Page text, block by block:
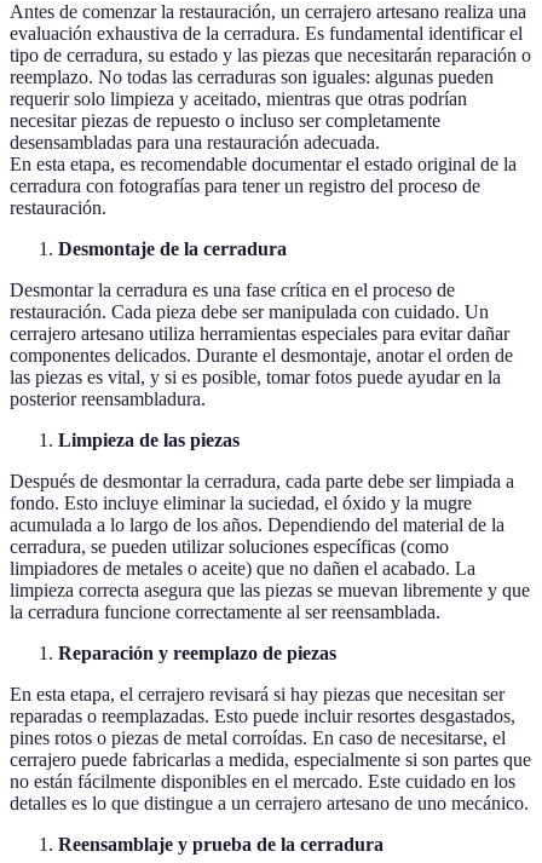
Antes de comenzar la restauración, un cerrajero artesano realiza una
evaluación exhaustiva de la cerradura. Es fundamental identificar el
tipo de cerradura, su estado y las piezas que necesitarán reparación o
reemplazo. No todas las cerraduras son iguales: algunas pueden
requerir solo limpieza y aceitado, mientras que otras podrían
necesitar piezas de repuesto o incluso ser completamente
desensambladas para una restauración adecuada.
En esta etapa, es recomendable documentar el estado original de la
cerradura con fotografías para tener un registro del proceso de
restauración.
Desmontaje de la cerradura
Desmontar la cerradura es una fase crítica en el proceso de
restauración. Cada pieza debe ser manipulada con cuidado. Un
cerrajero artesano utiliza herramientas especiales para evitar dañar
componentes delicados. Durante el desmontaje, anotar el orden de
las piezas es vital, y si es posible, tomar fotos puede ayudar en la
posterior reensambladura.
Limpieza de las piezas
Después de desmontar la cerradura, cada parte debe ser limpiada a
fondo. Esto incluye eliminar la suciedad, el óxido y la mugre
acumulada a lo largo de los años. Dependiendo del material de la
cerradura, se pueden utilizar soluciones específicas (como
limpiadores de metales o aceite) que no dañen el acabado. La
limpieza correcta asegura que las piezas se muevan libremente y que
la cerradura funcione correctamente al ser reensamblada.
Reparación y reemplazo de piezas
En esta etapa, el cerrajero revisará si hay piezas que necesitan ser
reparadas o reemplazadas. Esto puede incluir resortes desgastados,
pines rotos o piezas de metal corroídas. En caso de necesitarse, el
cerrajero puede fabricarlas a medida, especialmente si son partes que
no están fácilmente disponibles en el mercado. Este cuidado en los
detalles es lo que distingue a un cerrajero artesano de uno mecánico.
Reensamblaje y prueba de la cerradura